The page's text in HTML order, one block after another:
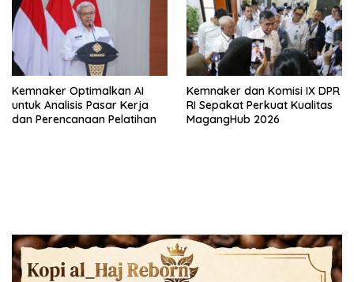
Kemnaker Optimalkan AI
untuk Analisis Pasar Kerja
dan Perencanaan Pelatihan
Kemnaker dan Komisi IX DPR
RI Sepakat Perkuat Kualitas
MagangHub 2026